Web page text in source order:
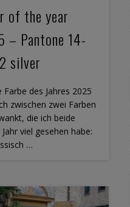
of the year
– Pantone 14-
silver
Farbe des Jahres 2025
zwischen zwei Farben
die ich beide
viel gesehen habe:
…